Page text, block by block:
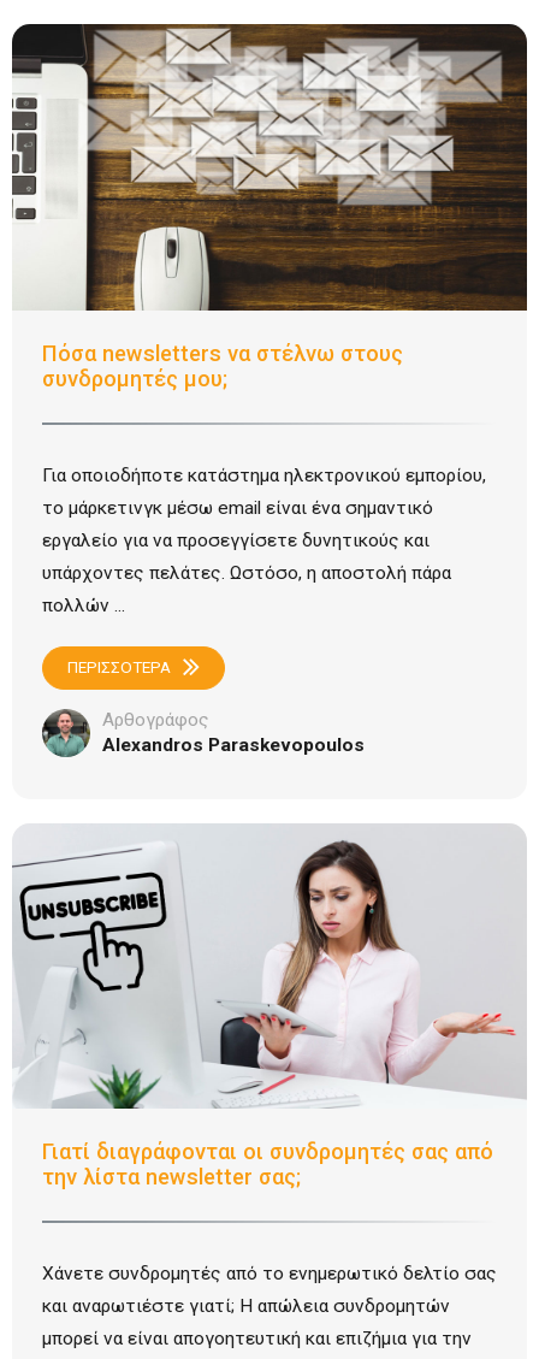
Πόσα newsletters να στέλνω στους
συνδρομητές μου;
Για οποιοδήποτε κατάστημα ηλεκτρονικού εμπορίου,
το μάρκετινγκ μέσω email είναι ένα σημαντικό
εργαλείο για να προσεγγίσετε δυνητικούς και
υπάρχοντες πελάτες. Ωστόσο, η αποστολή πάρα
πολλών ...
ΠΕΡΙΣΣΟΤΕΡΑ
Αρθογράφος
Alexandros Paraskevopoulos
Γιατί διαγράφονται οι συνδρομητές σας από
την λίστα newsletter σας;
Χάνετε συνδρομητές από το ενημερωτικό δελτίο σας
και αναρωτιέστε γιατί; Η απώλεια συνδρομητών
μπορεί να είναι απογοητευτική και επιζήμια για την